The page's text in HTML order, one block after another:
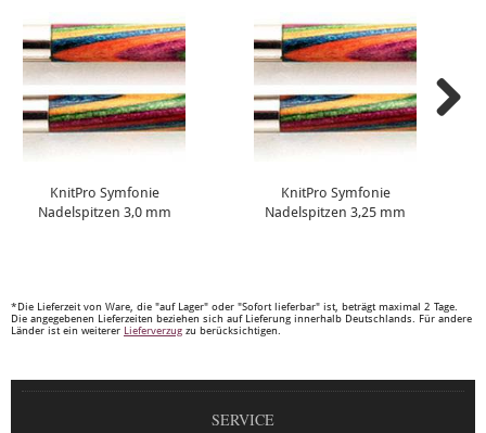
KnitPro Symfonie
Nadelspitzen 3,0 mm
KnitPro Symfonie
Nadelspitzen 3,25 mm
*Die Lieferzeit von Ware, die "auf Lager" oder "Sofort lieferbar" ist, beträgt maximal 2 Tage.
Die angegebenen Lieferzeiten beziehen sich auf Lieferung innerhalb Deutschlands. Für andere
Länder ist ein weiterer Lieferverzug zu berücksichtigen.
SERVICE